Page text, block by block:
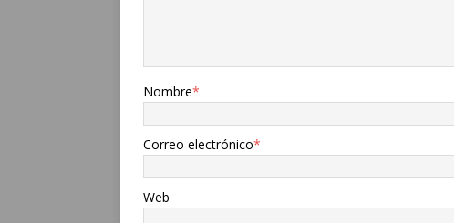
Nombre*
Correo electrónico*
Web